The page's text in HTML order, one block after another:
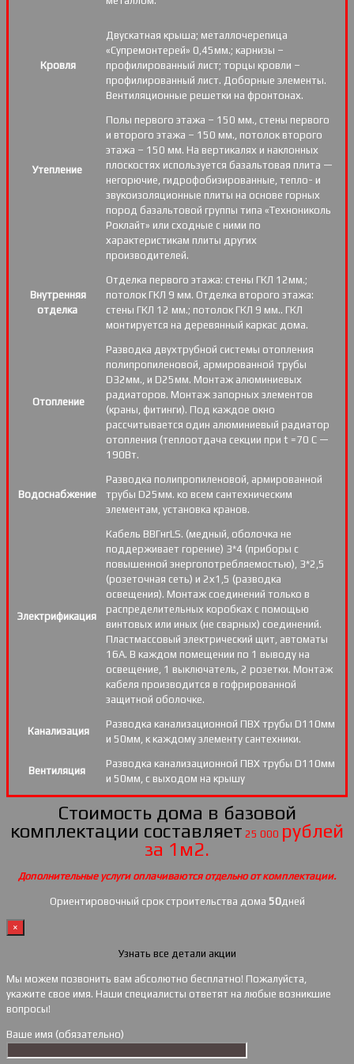
Кровля
Двускатная крыша; металлочерепица
«Супремонтерей» 0,45мм.; карнизы –
профилированный лист; торцы кровли –
профилированный лист. Доборные элементы.
Вентиляционные решетки на фронтонах.
Утепление
Полы первого этажа – 150 мм., стены первого
и второго этажа – 150 мм., потолок второго
этажа – 150 мм. На вертикалях и наклонных
плоскостях используется базальтовая плита —
негорючие, гидрофобизированные, тепло- и
звукоизоляционные плиты на основе горных
пород базальтовой группы типа «Технониколь
Роклайт» или сходные с ними по
характеристикам плиты других
производителей.
Внутренняя
отделка
Отделка первого этажа: стены ГКЛ 12мм.;
потолок ГКЛ 9 мм. Отделка второго этажа:
стены ГКЛ 12 мм.; потолок ГКЛ 9 мм.. ГКЛ
монтируется на деревянный каркас дома.
Отопление
Разводка двухтрубной системы отопления
полипропиленовой, армированной трубы
D32мм., и D25мм. Монтаж алюминиевых
радиаторов. Монтаж запорных элементов
(краны, фитинги). Под каждое окно
рассчитывается один алюминиевый радиатор
отопления (теплоотдача секции при t =70 С —
190Вт.
Водоснабжение
Разводка полипропиленовой, армированной
трубы D25мм. ко всем сантехническим
элементам, установка кранов.
Электрификация
Кабель ВВГнгLS. (медный, оболочка не
поддерживает горение) 3*4 (приборы с
повышенной энергопотребляемостью), 3*2,5
(розеточная сеть) и 2х1,5 (разводка
освещения). Монтаж соединений только в
распределительных коробках с помощью
винтовых или иных (не сварных) соединений.
Пластмассовый электрический щит, автоматы
16А. В каждом помещении по 1 выводу на
освещение, 1 выключатель, 2 розетки. Монтаж
кабеля производится в гофрированной
защитной оболочке.
Канализация
Разводка канализационной ПВХ трубы D110мм
и 50мм, к каждому элементу сантехники.
Вентиляция
Разводка канализационной ПВХ трубы D110мм
и 50мм, с выходом на крышу
Стоимость дома в базовой
комплектации составляет 25 000 рублей
за 1м2.
Дополнительные услуги оплачиваются отдельно от комплектации.
Ориентировочный срок строительства дома 50дней
×
Узнать все детали акции
Мы можем позвонить вам абсолютно бесплатно! Пожалуйста,
укажите свое имя. Наши специалисты ответят на любые возникшие
вопросы!
Ваше имя (обязательно)